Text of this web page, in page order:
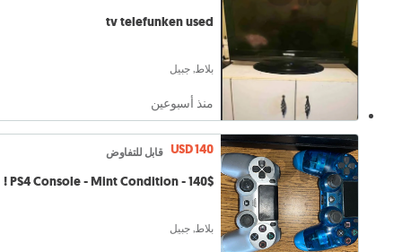
tv telefunken used
بلاط, جبيل
منذ أسبوعين
USD 140 قابل للتفاوض
PS4 Console - Mint Condition - 140$ !
بلاط, جبيل